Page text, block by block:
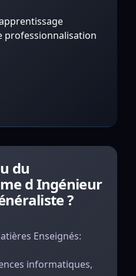
professionnalisation
du
d Ingénieur
?
Enseignés:
informatiques,